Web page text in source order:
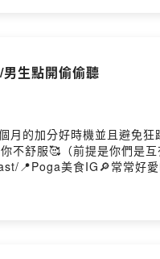
生點開偷偷聽
的加分好時機並且避免
舒服🥰（前提是你們是互
📍Poga美食IG🔎常常